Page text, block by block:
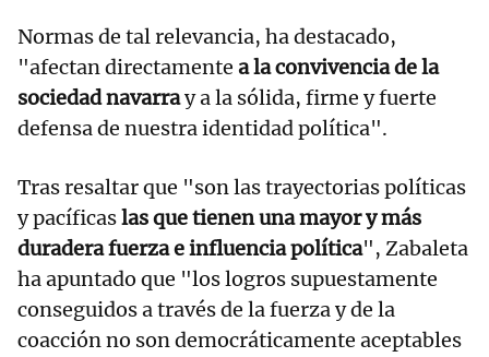
Normas de tal relevancia, ha destacado,
"afectan directamente a la convivencia de la
sociedad navarray a la sólida, firme y fuerte
defensa de nuestra identidad política".
Tras resaltar que "son las trayectorias políticas
y pacíficaslas que tienen una mayor y más
duradera fuerza e influencia política", Zabaleta
ha apuntado que "los logros supuestamente
conseguidos a través de la fuerza y de la
coacción no son democráticamente aceptables